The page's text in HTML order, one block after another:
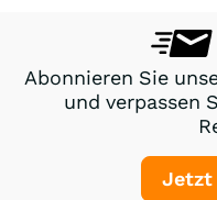
Abonnieren Sie
und verpassen
Jetzt